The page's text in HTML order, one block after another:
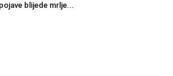
pojave blijede mrlje...